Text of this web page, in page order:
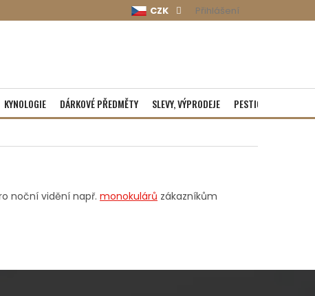
CZK Přihlášení
KYNOLOGIE DÁRKOVÉ PŘEDMĚTY SLEVY, VÝPRODEJE PESTICIDY
noční vidění např. monokulárů zákazníkům